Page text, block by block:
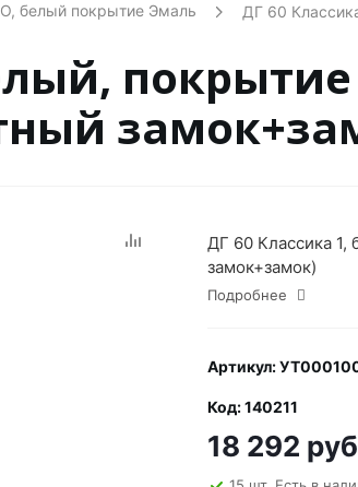
белый покрытие Эмаль ДГ 60
ДГ 60 Классика 1,
замок+замок)
Подробнее
Артикул:
Код: 140211
18 292